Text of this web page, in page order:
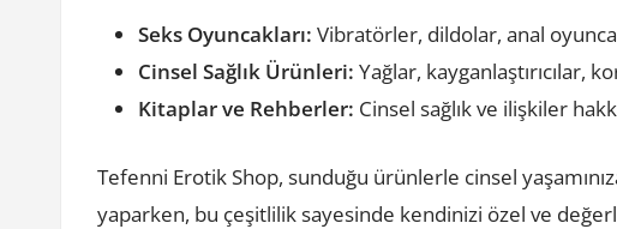
Seks Oyuncakları: Vibratörler, dildolar, anal
Cinsel Sağlık Ürünleri: Yağlar, kayganlaştırıcılar,
Kitaplar ve Rehberler: Cinsel sağlık ve ilişkiler
Tefenni Erotik Shop, sunduğu ürünlerle cinsel
yaparken, bu çeşitlilik sayesinde kendinizi özel ve